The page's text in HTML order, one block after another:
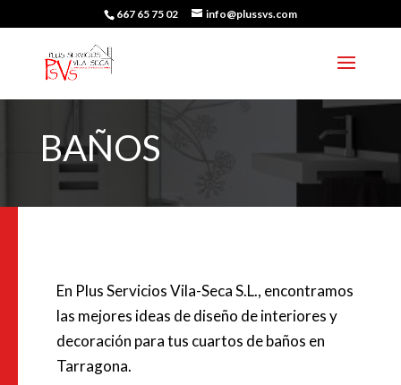
667 65 75 02 info@plussvs.com
BAÑOS
En Plus Servicios Vila-Seca S.L., encontramos
las mejores ideas de diseño de interiores y
decoración para tus cuartos de baños en
Tarragona.